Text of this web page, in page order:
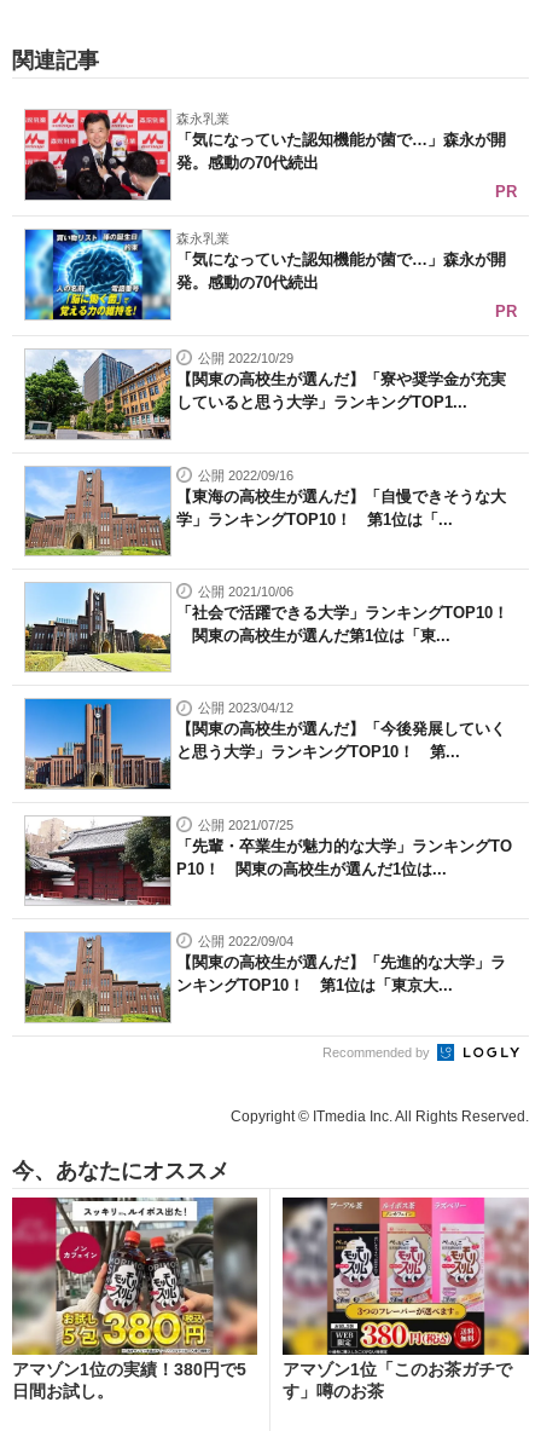
関連記事
森永乳業
「気になっていた認知機能が菌で…」森永が開
発。感動の70代続出
PR
森永乳業
「気になっていた認知機能が菌で…」森永が開
発。感動の70代続出
PR
公開 2022/10/29
【関東の高校生が選んだ】「寮や奨学金が充実
していると思う大学」ランキングTOP1...
公開 2022/09/16
【東海の高校生が選んだ】「自慢できそうな大
学」ランキングTOP10！ 第1位は「...
公開 2021/10/06
「社会で活躍できる大学」ランキングTOP10！
関東の高校生が選んだ第1位は「東...
公開 2023/04/12
【関東の高校生が選んだ】「今後発展していく
と思う大学」ランキングTOP10！ 第...
公開 2021/07/25
「先輩・卒業生が魅力的な大学」ランキングTO
P10！ 関東の高校生が選んだ1位は...
公開 2022/09/04
【関東の高校生が選んだ】「先進的な大学」ラ
ンキングTOP10！ 第1位は「東京大...
Recommended by
Copyright © ITmedia Inc. All Rights Reserved.
今、あなたにオススメ
アマゾン1位の実績！380円で5
日間お試し。
アマゾン1位「このお茶ガチで
す」噂のお茶